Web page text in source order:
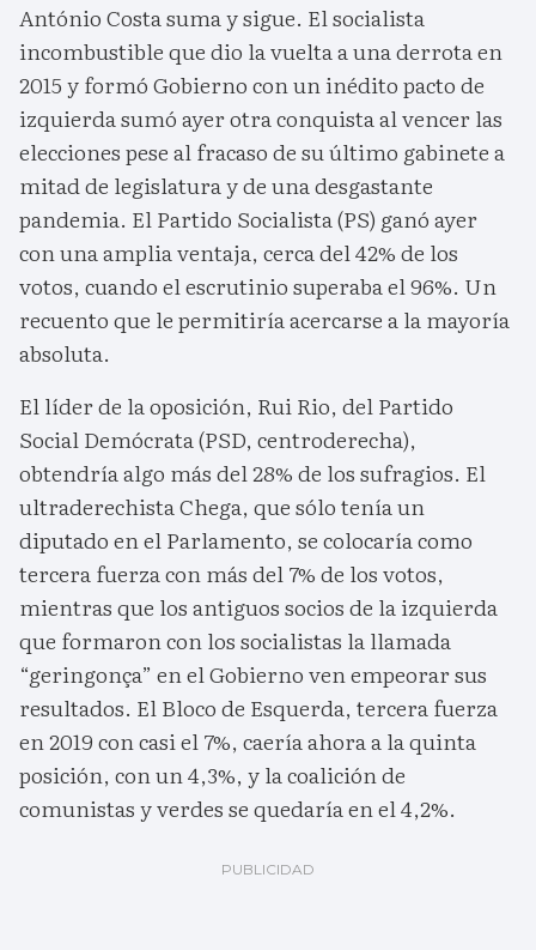
António Costa suma y sigue. El socialista
incombustible que dio la vuelta a una derrota en
2015 y formó Gobierno con un inédito pacto de
izquierda sumó ayer otra conquista al vencer las
elecciones pese al fracaso de su último gabinete a
mitad de legislatura y de una desgastante
pandemia. El Partido Socialista (PS) ganó ayer
con una amplia ventaja, cerca del 42% de los
votos, cuando el escrutinio superaba el 96%. Un
recuento que le permitiría acercarse a la mayoría
absoluta.
El líder de la oposición, Rui Rio, del Partido
Social Demócrata (PSD, centroderecha),
obtendría algo más del 28% de los sufragios. El
ultraderechista Chega, que sólo tenía un
diputado en el Parlamento, se colocaría como
tercera fuerza con más del 7% de los votos,
mientras que los antiguos socios de la izquierda
que formaron con los socialistas la llamada
“geringonça” en el Gobierno ven empeorar sus
resultados. El Bloco de Esquerda, tercera fuerza
en 2019 con casi el 7%, caería ahora a la quinta
posición, con un 4,3%, y la coalición de
comunistas y verdes se quedaría en el 4,2%.